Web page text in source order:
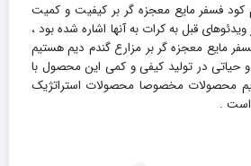
کود فسفر مایع معجزه گر بر کیفیت و کمیت
قبل به کرات به آنها اشاره شده بود ،
مایع معجزه گر بر مزارع گندم دیم هستیم
حیاتی در تولید کیفی و کمی این محصول با
محصولات مخصوصا محصولات استراتژیک
است .